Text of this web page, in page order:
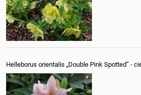
Helleborus orientalis „Double Pink Spotted” -